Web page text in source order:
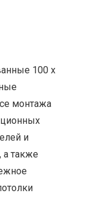
100 x
монтажа
и
а также